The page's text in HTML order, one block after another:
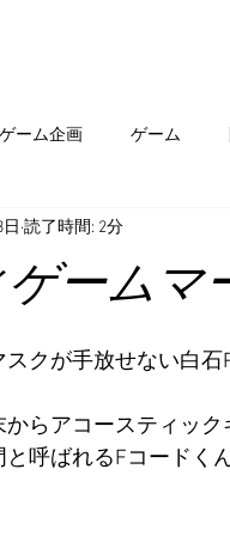
ゲーム企画 ゲーム
新製品情報
ームマ
読了時間: 2分
クが手放せない白石
らアコースティッ
呼ばれるFコードく